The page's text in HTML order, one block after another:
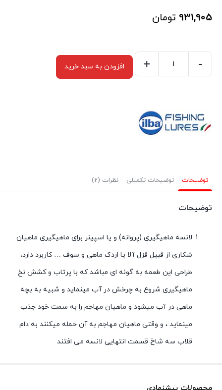
931,905 تومان
ایلبا
عدد
-
+ افزودن به سبد خرید
توضیحات توضیحات تکمیلی نظرات (2)
توضیحات
لانسه ماهیگیری (پروانه) و یا اسپینر برای ماهیگیری ماهیان
شکاری از قبیل قزل آلا یا اردک ماهی و سوف … کاربرد دارد،
طراحی این طعمه به گونه ای مباشد که با پرتاب و کشش نخ
ماهیگیری شروع به چرخش در آب مینماید و شبیه به بچه
ماهی در آب میشود و ماهیان مهاجم را به سمت خود جذب
مینماید ، و وقتی ماهیان مهاجم به آن حمله میکنند به دام
قلاب سه شاخ قسمت انتهایی لانسه می افتند